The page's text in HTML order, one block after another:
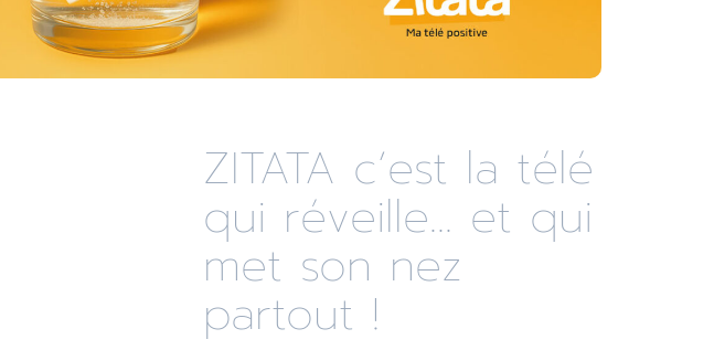
ZITATA c’est la télé
qui réveille... et qui
met son nez
partout !